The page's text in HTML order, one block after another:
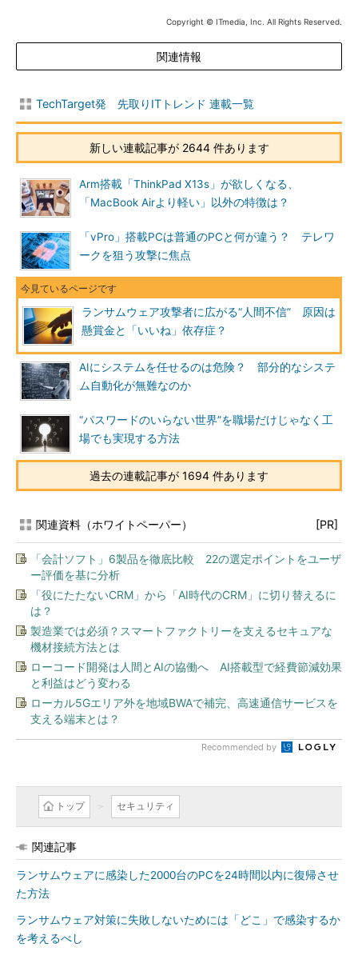
Copyright © ITmedia, Inc. All Rights Reserved.
関連情報
TechTarget発 先取りITトレンド 連載一覧
新しい連載記事が 2644 件あります
Arm搭載「ThinkPad X13s」が欲しくなる、
「MacBook Airより軽い」以外の特徴は？
「vPro」搭載PCは普通のPCと何が違う？ テレワ
ークを狙う攻撃に焦点
ランサムウェア攻撃者に広がる“人間不信” 原因は
懸賞金と「いいね」依存症？
AIにシステムを任せるのは危険？ 部分的なシステ
ム自動化が無難なのか
“パスワードのいらない世界”を職場だけじゃなく工
場でも実現する方法
過去の連載記事が 1694 件あります
関連資料（ホワイトペーパー） [PR]
「会計ソフト」6製品を徹底比較 22の選定ポイントをユーザ
ー評価を基に分析
「役にたたないCRM」から「AI時代のCRM」に切り替えるに
は？
製造業では必須？スマートファクトリーを支えるセキュアな
機材接続方法とは
ローコード開発は人間とAIの協働へ AI搭載型で経費節減効果
と利益はどう変わる
ローカル5Gエリア外を地域BWAで補完、高速通信サービスを
支える端末とは？
Recommended by
トップ セキュリティ
関連記事
ランサムウェアに感染した2000台のPCを24時間以内に復帰させ
た方法
ランサムウェア対策に失敗しないためには「どこ」で感染するか
を考えるべし